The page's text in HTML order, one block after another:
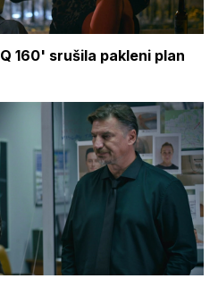
160' srušila pakleni plan